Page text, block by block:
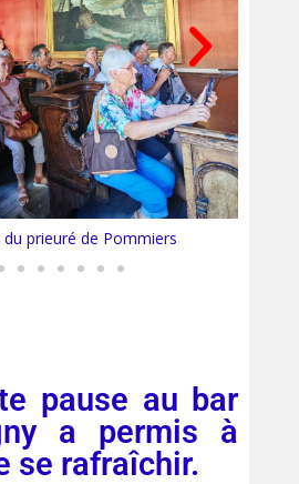
de Pommiers
pause au bar
a permis à
se rafraîchir.